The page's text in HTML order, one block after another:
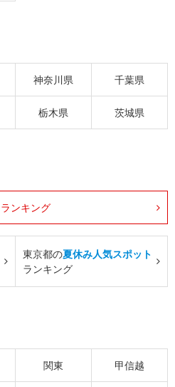
神奈川県 千葉県
栃木県 茨城県
ランキング
東京都の夏休み人気スポット
ランキング
関東 甲信越